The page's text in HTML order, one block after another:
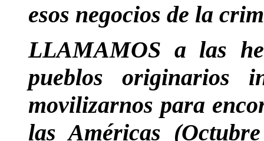
esos negocios de la
LLAMAMOS a las
pueblos originarios
movilizarnos para
las Américas